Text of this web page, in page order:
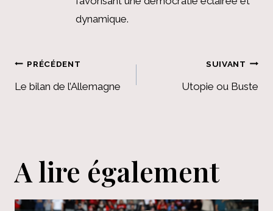
dynamique.
Navigation
de
PRÉCÉDENT
Le bilan de l’Allemagne
SUIVANT
Utopie ou Buste
A lire également